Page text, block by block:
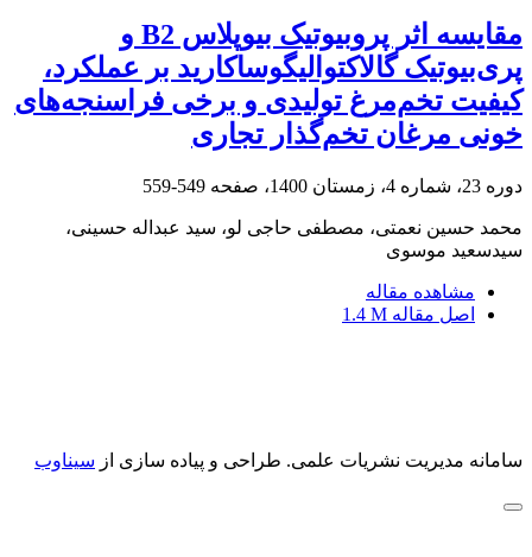
مقایسه اثر پروبیوتیک بیوپلاس B2 و
پری‌بیوتیک گالاکتوالیگوساکارید بر عملکرد،
کیفیت تخم‌مرغ تولیدی و برخی فراسنجه‌های
خونی مرغان تخم‌گذار تجاری
دوره 23، شماره 4، زمستان 1400، صفحه 549-559
محمد حسین نعمتی، مصطفی حاجی لو، سید عبداله حسینی،
سیدسعید موسوی
مشاهده مقاله
اصل مقاله 1.4 M
سامانه مدیریت نشریات علمی. طراحی و پیاده سازی از سیناوب